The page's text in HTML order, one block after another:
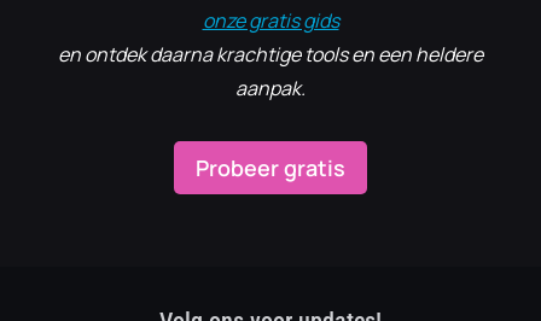
onze gratis gids
en ontdek daarna krachtige tools en een heldere
aanpak.
Probeer gratis